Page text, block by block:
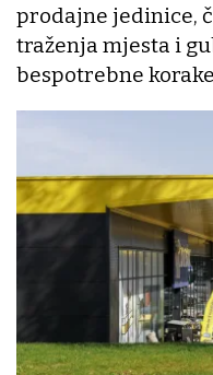
prodajne jedinice,
traženja mjesta i
bespotrebne